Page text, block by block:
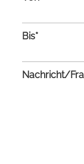
Bis*
Nachricht/